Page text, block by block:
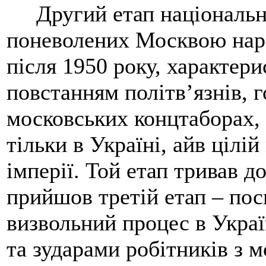
Другий етап
поневолених Москвою
після 1950 року,
повстанням політв’язнів,
московських
тільки в Україні, айв
імперії. Той етап тривав
прийшов третій етап –
визвольний процес в
та зударами робітників з